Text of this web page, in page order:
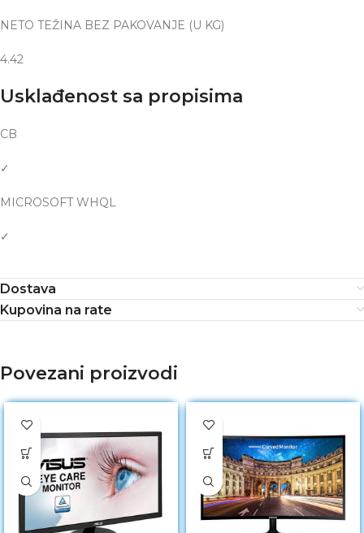
NETO TEŽINA BEZ PAKOVANJE (U KG)
4.42
Usklađenost sa propisima
CB
✓
MICROSOFT WHQL
✓
Dostava
Kupovina na rate
Povezani proizvodi